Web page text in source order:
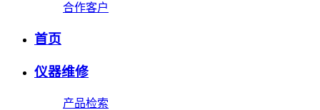
合作客户
首页
仪器维修
产品检索